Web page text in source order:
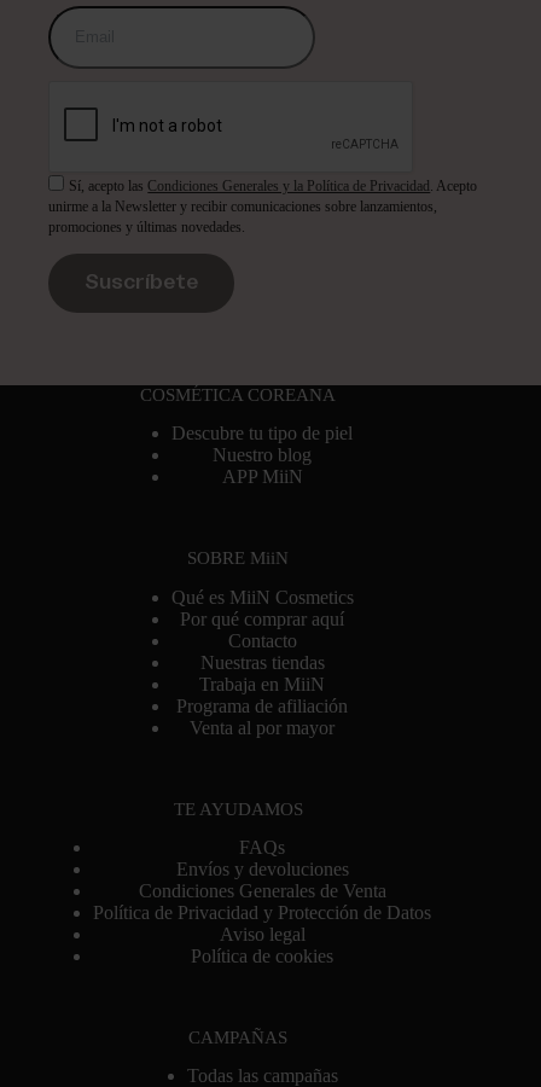
Sí, acepto lasCondiciones Generales y la Política de Privacidad . Acepto
unirme a la Newsletter y recibir comunicaciones sobre lanzamientos,
promociones y últimas novedades.
Suscríbete
COSMÉTICA COREANA
Descubre tu tipo de piel
Nuestro blog
APP MiiN
SOBRE MiiN
Qué es MiiN Cosmetics
Por qué comprar aquí
Contacto
Nuestras tiendas
Trabaja en MiiN
Programa de afiliación
Venta al por mayor
TE AYUDAMOS
FAQs
Envíos y devoluciones
Condiciones Generales de Venta
Política de Privacidad y Protección de Datos
Aviso legal
Política de cookies
CAMPAÑAS
Todas las campañas